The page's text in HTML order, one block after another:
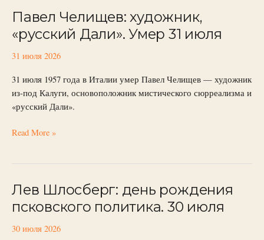
Павел Челищев: художник,
«русский Дали». Умер 31 июля
31 июля 2026
31 июля 1957 года в Италии умер Павел Челищев — художник
из-под Калуги, основоположник мистического сюрреализма и
«русский Дали».
Павел
художник,
«русский
Умер
31
июля
Read More »
Лев Шлосберг: день рождения
псковского политика. 30 июля
30 июля 2026
Лев
день
рождения